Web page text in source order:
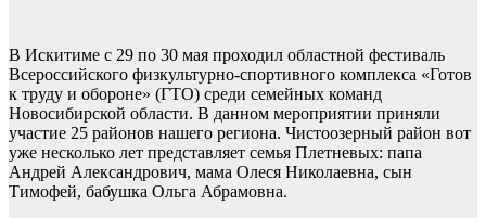
В Искитиме с 29 по 30 мая проходил областной фестиваль
Всероссийского физкультурно-спортивного комплекса «Готов
к труду и обороне» (ГТО) среди семейных команд
Новосибирской области. В данном мероприятии приняли
участие 25 районов нашего региона. Чистоозерный район вот
уже несколько лет представляет семья Плетневых: папа
Андрей Александрович, мама Олеся Николаевна, сын
Тимофей, бабушка Ольга Абрамовна.